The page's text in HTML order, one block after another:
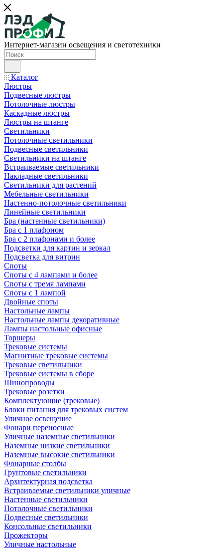
Интернет-магазин освещения и светотехники
Каталог
Люстры
Подвесные люстры
Потолочные люстры
Каскадные люстры
Люстры на штанге
Светильники
Потолочные светильники
Подвесные светильники
Светильники на штанге
Встраиваемые светильники
Накладные светильники
Светильники для растений
Мебельные светильники
Настенно-потолочные светильники
Линейные светильники
Бра (настенные светильники)
Бра с 1 плафоном
Бра с 2 плафонами и более
Подсветки для картин и зеркал
Подсветка для витрин
Споты
Споты с 4 лампами и более
Споты с тремя лампами
Споты с 1 лампой
Двойные споты
Настольные лампы
Настольные лампы декоративные
Лампы настольные офисные
Торшеры
Трековые системы
Магнитные трековые системы
Трековые светильники
Трековые системы в сборе
Шинопроводы
Трековые розетки
Комплектующие (трековые)
Блоки питания для трековых систем
Уличное освещение
Фонари переносные
Уличные наземные светильники
Наземные низкие светильники
Наземные высокие светильники
Фонарные столбы
Грунтовые светильники
Архитектурная подсветка
Встраиваемые светильники уличные
Настенные светильники
Потолочные светильники
Подвесные светильники
Консольные светильники
Прожекторы
Уличные настольные